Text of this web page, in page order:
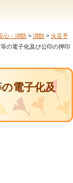
心・消防 > 消防 > 火災予
の電子化及び公印の押印
電子化及